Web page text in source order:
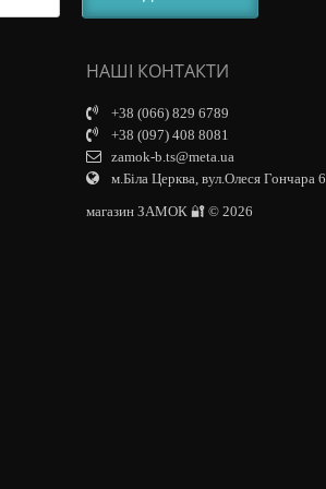
НАШІ КОНТАКТИ
+38 (066) 829 6789
+38 (097) 408 8081
zamok-b.ts@meta.ua
м.Біла Церква, вул.Олеся Гончара 6
магазин ЗАМОК 🔐 © 2026